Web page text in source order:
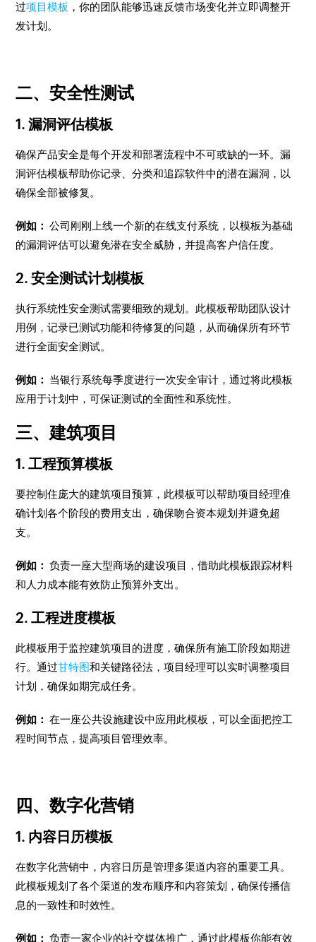
过项目模板 ，你的团队能够迅速反馈市场变化并立即调整开
发计划。
二、安全性测试
1. 漏洞评估模板
确保产品安全是每个开发和部署流程中不可或缺的一环。漏
洞评估模板帮助你记录、分类和追踪软件中的潜在漏洞，以
确保全部被修复。
例如：公司刚刚上线一个新的在线支付系统，以模板为基础
的漏洞评估可以避免潜在安全威胁，并提高客户信任度。
2. 安全测试计划模板
执行系统性安全测试需要细致的规划。此模板帮助团队设计
用例，记录已测试功能和待修复的问题，从而确保所有环节
进行全面安全测试。
例如： 当银行系统每季度进行一次安全审计，通过将此模板
应用于计划中，可保证测试的全面性和系统性。
三、建筑项目
1. 工程预算模板
要控制住庞大的建筑项目预算，此模板可以帮助项目经理准
确计划各个阶段的费用支出，确保吻合资本规划并避免超
支。
例如： 负责一座大型商场的建设项目，借助此模板跟踪材料
和人力成本能有效防止预算外支出。
2. 工程进度模板
此模板用于监控建筑项目的进度，确保所有施工阶段如期进
行。通过甘特图和关键路径法，项目经理可以实时调整项目
计划，确保如期完成任务。
例如：在一座公共设施建设中应用此模板，可以全面把控工
程时间节点，提高项目管理效率。
四、数字化营销
1. 内容日历模板
在数字化营销中，内容日历是管理多渠道内容的重要工具。
此模板规划了各个渠道的发布顺序和内容策划，确保传播信
息的一致性和时效性。
例如： 负责一家企业的社交媒体推广，通过此模板你能有效